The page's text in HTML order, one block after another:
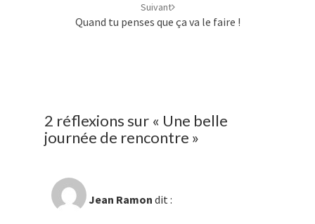
Suivant
Quand tu penses que ça va le faire !
2 réflexions sur « Une belle
journée de rencontre »
Jean Ramon dit :